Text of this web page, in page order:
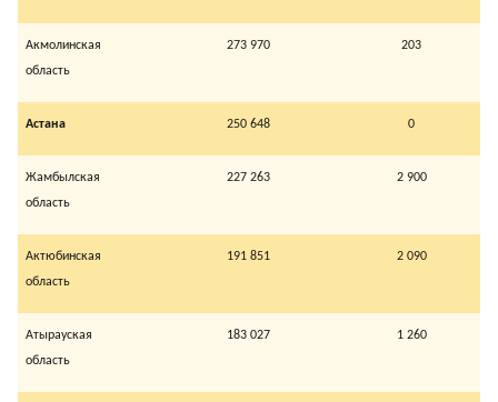
Акмолинская
область
273 970 203
Астана 250 648 0
Жамбылская
область
227 263 2 900
Актюбинская
область
191 851 2 090
Атырауская
область
183 027 1 260